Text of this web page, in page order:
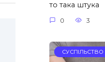
то така штука
0 3
СУСПІЛЬСТВО